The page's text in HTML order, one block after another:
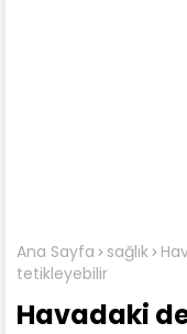
Ana Sayfa sağlık
tetikleyebilir
Havadaki